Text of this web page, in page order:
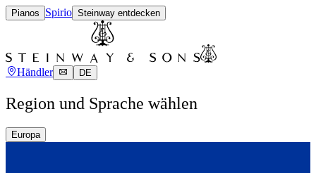
Pianos Spirio Steinway entdecken
Händler DE
Region und Sprache wählen
Europa